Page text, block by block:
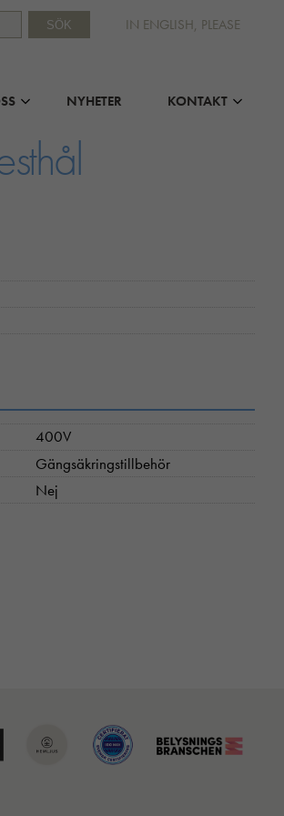
NYHETER KONTAKT
SÖK IN ENGLISH, PLEASE
400V
Gängsäkringstillbehör
Nej